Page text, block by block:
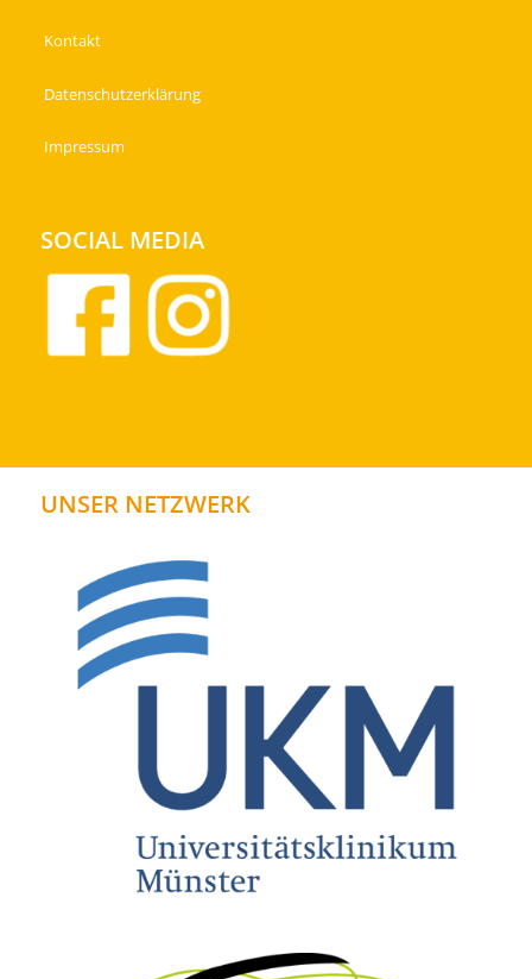
Kontakt
Datenschutzerklärung
Impressum
SOCIAL MEDIA
UNSER NETZWERK